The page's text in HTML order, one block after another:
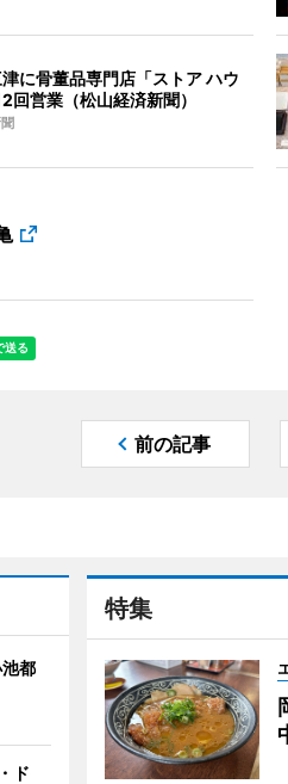
に骨董品専門店「ストア ハウ
回営業（松山経済新聞）
前の記事
特集
都
ド